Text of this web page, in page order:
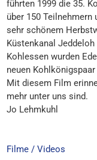
führten 1999 die 35.
über 150
sehr schönem
Küstenkanal
Kohlessen wurden
neuen
Mit diesem Film
mehr unter uns sind.
Jo Lehmkuhl
Filme / Videos